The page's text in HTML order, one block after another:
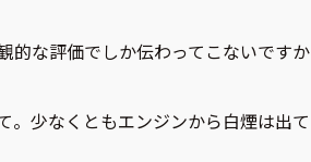
的な評価でしか伝わってこないですか
。少なくともエンジンから白煙は出て